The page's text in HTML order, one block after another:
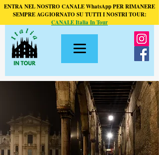
ENTRA NEL NOSTRO CANALE WhatsApp PER RIMANERE
SEMPRE AGGIORNATO SU TUTTI I NOSTRI TOUR:
CANALE Italia In Tour